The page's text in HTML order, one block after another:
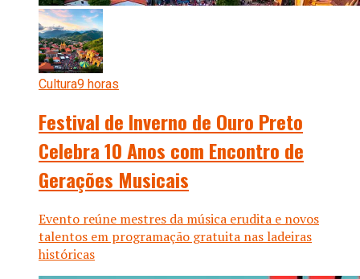
Cultura9 horas
Festival de Inverno de Ouro Preto
Celebra 10 Anos com Encontro de
Gerações Musicais
Evento reúne mestres da música erudita e novos
talentos em programação gratuita nas ladeiras
históricas